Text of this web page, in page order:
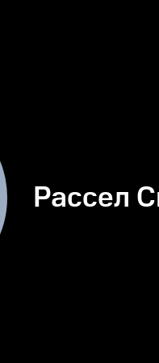
Рассел